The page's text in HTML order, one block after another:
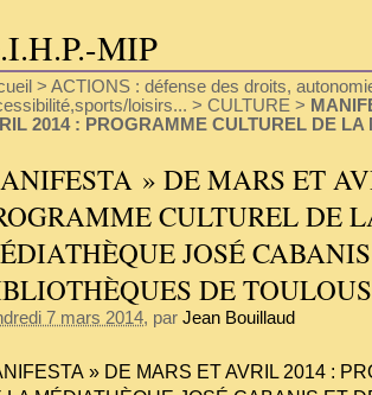
MIP
> ACTIONS : défense des droits,
loisirs... > CULTURE >
2014 : PROGRAMME CULTUREL DE
» DE MARS ET
CULTUREL DE
JOSÉ
DE
7 mars 2014, par Jean Bouillaud
» DE MARS ET AVRIL 2014 :